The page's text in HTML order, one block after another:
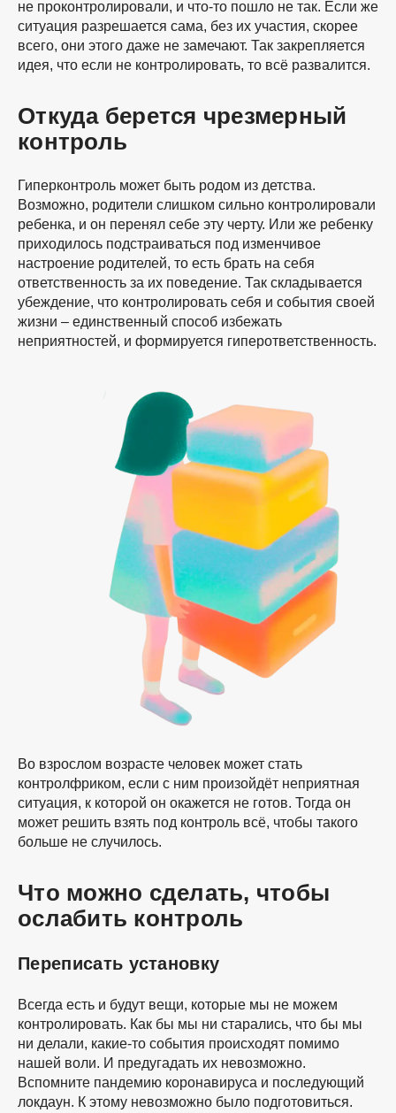
не проконтролировали, и что-то пошло не так. Если же
ситуация разрешается сама, без их участия, скорее
всего, они этого даже не замечают. Так закрепляется
идея, что если не контролировать, то всё развалится.
Откуда берется чрезмерный
контроль
Гиперконтроль может быть родом из детства.
Возможно, родители слишком сильно контролировали
ребенка, и он перенял себе эту черту. Или же ребенку
приходилось подстраиваться под изменчивое
настроение родителей, то есть брать на себя
ответственность за их поведение. Так складывается
убеждение, что контролировать себя и события своей
жизни – единственный способ избежать
неприятностей, и формируется гиперответственность.
Во взрослом возрасте человек может стать
контролфриком, если с ним произойдёт неприятная
ситуация, к которой он окажется не готов. Тогда он
может решить взять под контроль всё, чтобы такого
больше не случилось.
Что можно сделать, чтобы
ослабить контроль
Переписать установку
Всегда есть и будут вещи, которые мы не можем
контролировать. Как бы мы ни старались, что бы мы
ни делали, какие-то события происходят помимо
нашей воли. И предугадать их невозможно.
Вспомните пандемию коронавируса и последующий
локдаун. К этому невозможно было подготовиться.